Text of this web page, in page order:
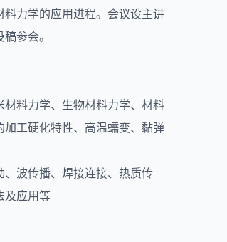
力学的应用进程。会议设主讲
参会。
料力学、生物材料力学、材料
工硬化特性、高温蠕变、黏弹
、波传播、焊接连接、热质传
及应用等